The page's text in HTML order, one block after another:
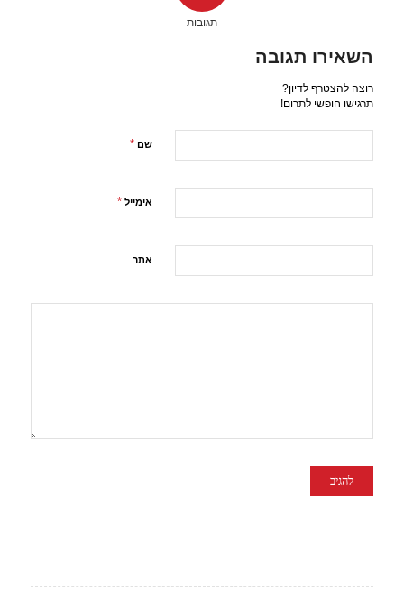
תגובות
השאירו תגובה
רוצה להצטרף לדיון?
תרגישו חופשי לתרום!
שם *
אימייל *
אתר